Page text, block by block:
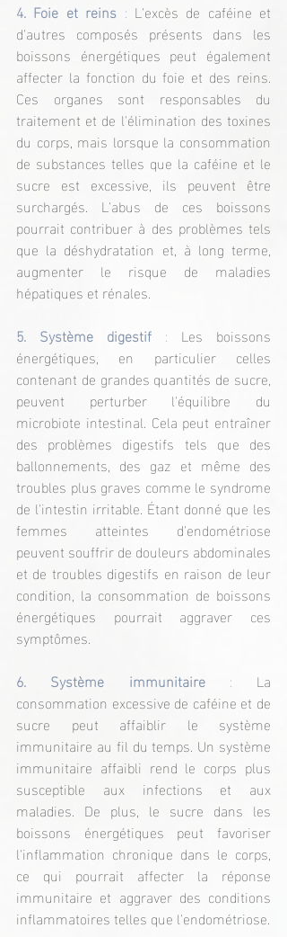
4. Foie et reins : L'excès de caféine et
d'autres composés présents dans les
boissons énergétiques peut également
affecter la fonction du foie et des reins.
Ces organes sont responsables du
traitement et de l'élimination des toxines
du corps, mais lorsque la consommation
de substances telles que la caféine et le
sucre est excessive, ils peuvent être
surchargés. L'abus de ces boissons
pourrait contribuer à des problèmes tels
que la déshydratation et, à long terme,
augmenter le risque de maladies
hépatiques et rénales.
5. Système digestif : Les boissons
énergétiques, en particulier celles
contenant de grandes quantités de sucre,
peuvent perturber l'équilibre du
microbiote intestinal. Cela peut entraîner
des problèmes digestifs tels que des
ballonnements, des gaz et même des
troubles plus graves comme le syndrome
de l'intestin irritable. Étant donné que les
femmes atteintes d'endométriose
peuvent souffrir de douleurs abdominales
et de troubles digestifs en raison de leur
condition, la consommation de boissons
énergétiques pourrait aggraver ces
symptômes.
6. Système immunitaire : La
consommation excessive de caféine et de
sucre peut affaiblir le système
immunitaire au fil du temps. Un système
immunitaire affaibli rend le corps plus
susceptible aux infections et aux
maladies. De plus, le sucre dans les
boissons énergétiques peut favoriser
l'inflammation chronique dans le corps,
ce qui pourrait affecter la réponse
immunitaire et aggraver des conditions
inflammatoires telles que l'endométriose.